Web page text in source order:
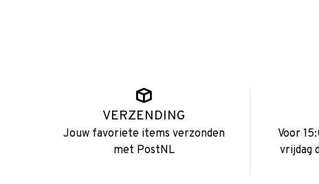
VERZENDING
Jouw favoriete items verzonden
met PostNL
Voor
vrijdag